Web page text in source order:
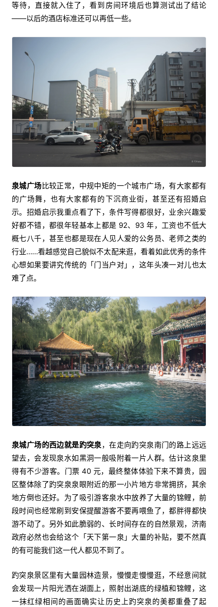
等待，直接就入住了，看到房间环境后也算测试出了结论
——以后的酒店标准还可以再低一些。
泉城广场比较正常，中规中矩的一个城市广场，有大家都有
的广场舞，也有大家都有的下沉商业街，甚至还有招婚启
示。招婚启示我重点看了下，条件写得都很好，业余兴趣爱
好都不错，都很年轻基本上都是 92、93 年，工资也不低大
概七八千，甚至也都是现在人见人爱的公务员、老师之类的
行业……看越感觉自己貌似不太配来逛，看着如此优秀的条件
心想如果要讲究传统的「门当户对」，这年头凑一对儿也太
难了点。
泉城广场的西边就是趵突泉，在走向趵突泉南门的路上远远
望去，会发现泉水如黑洞一般吸附着一片人群。估计这泉里
得有不少游客。门票 40 元，最终整体体验下来不算贵，园
区整体除了趵突泉泉眼附近的那一小片地方非常拥挤，其余
地方倒也还好。为了吸引游客泉水中放养了大量的锦鲤，前
段时间也经常刷到安保提醒游客不要再喂鱼了，都胖得都快
游不动了。另外如此脆弱的、长时间存在的自然景观，济南
政府必然也会给这个「天下第一泉」大量的补贴，要不然真
的有可能我们这一代人都见不到了。
趵突泉景区里有大量园林造景，慢慢走慢慢逛，不经意间就
会发现一片阳光洒在湖面上，照射出湖底的绿植和锦鲤，这
一抹红绿相间的画面确实让历史上趵突泉的美都重叠了起